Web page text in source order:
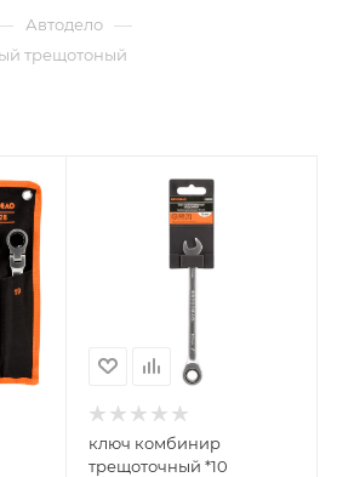
Автодело —
трещотоный
ключ комбинир
трещоточный *10